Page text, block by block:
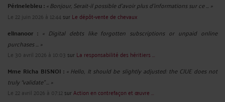
LE CONTRAT DE VENTE DE CHEVAUX
ParMurielle-Isabelle CAHENle 22/11/2023
La loi ne requiert pas expressément un contrat de vente écrit pour que la
transaction soit valide. Cependant, bien que la pratique courante soit souvent
de procéder à la vente de chevaux sans contrat écrit, il est vivement
recommandé d'en rédiger un. La rédaction d'un contrat écrit est ... Lire la suite >